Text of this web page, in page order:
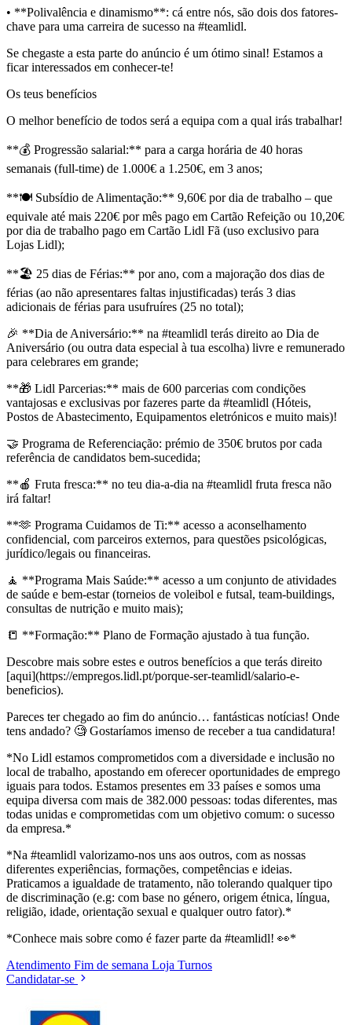
• **Polivalência e dinamismo**: cá entre nós, são dois dos fatores-
chave para uma carreira de sucesso na #teamlidl.
Se chegaste a esta parte do anúncio é um ótimo sinal! Estamos a
ficar interessados em conhecer-te!
Os teus benefícios
O melhor benefício de todos será a equipa com a qual irás trabalhar!
**💰 Progressão salarial:** para a carga horária de 40 horas
semanais (full-time) de 1.000€ a 1.250€, em 3 anos;
**🍽️ Subsídio de Alimentação:** 9,60€ por dia de trabalho – que
equivale até mais 220€ por mês pago em Cartão Refeição ou 10,20€
por dia de trabalho pago em Cartão Lidl Fã (uso exclusivo para
Lojas Lidl);
**🏖️ 25 dias de Férias:** por ano, com a majoração dos dias de
férias (ao não apresentares faltas injustificadas) terás 3 dias
adicionais de férias para usufruíres (25 no total);
🎉 **Dia de Aniversário:** na #teamlidl terás direito ao Dia de
Aniversário (ou outra data especial à tua escolha) livre e remunerado
para celebrares em grande;
**🎁 Lidl Parcerias:** mais de 600 parcerias com condições
vantajosas e exclusivas por fazeres parte da #teamlidl (Hóteis,
Postos de Abastecimento, Equipamentos eletrónicos e muito mais)!
🤝 Programa de Referenciação: prémio de 350€ brutos por cada
referência de candidatos bem-sucedida;
**🍎 Fruta fresca:** no teu dia-a-dia na #teamlidl fruta fresca não
irá faltar!
**🫶 Programa Cuidamos de Ti:** acesso a aconselhamento
confidencial, com parceiros externos, para questões psicológicas,
jurídico/legais ou financeiras.
🧘 **Programa Mais Saúde:** acesso a um conjunto de atividades
de saúde e bem-estar (torneios de voleibol e futsal, team-buildings,
consultas de nutrição e muito mais);
📒 **Formação:** Plano de Formação ajustado à tua função.
Descobre mais sobre estes e outros benefícios a que terás direito
[aqui](https://empregos.lidl.pt/porque-ser-teamlidl/salario-e-
beneficios).
Pareces ter chegado ao fim do anúncio… fantásticas notícias! Onde
tens andado? 🧐 Gostaríamos imenso de receber a tua candidatura!
*No Lidl estamos comprometidos com a diversidade e inclusão no
local de trabalho, apostando em oferecer oportunidades de emprego
iguais para todos. Estamos presentes em 33 países e somos uma
equipa diversa com mais de 382.000 pessoas: todas diferentes, mas
todas unidas e comprometidas com um objetivo comum: o sucesso
da empresa.*
*Na #teamlidl valorizamo-nos uns aos outros, com as nossas
diferentes experiências, formações, competências e ideias.
Praticamos a igualdade de tratamento, não tolerando qualquer tipo
de discriminação (e.g: com base no género, origem étnica, língua,
religião, idade, orientação sexual e qualquer outro fator).*
*Conhece mais sobre como é fazer parte da #teamlidl! 👀*
Atendimento Fim de semana Loja Turnos
Candidatar-se